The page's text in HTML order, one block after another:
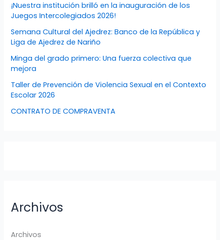
¡Nuestra institución brilló en la inauguración de los
Juegos Intercolegiados 2026!
Semana Cultural del Ajedrez: Banco de la República y
Liga de Ajedrez de Nariño
Minga del grado primero: Una fuerza colectiva que
mejora
Taller de Prevención de Violencia Sexual en el Contexto
Escolar 2026
CONTRATO DE COMPRAVENTA
Archivos
Archivos